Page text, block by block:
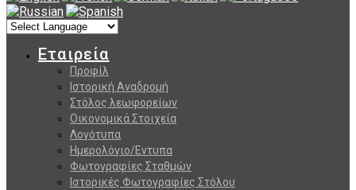
Εταιρεία
Προφίλ
Ιστορική Αναδρομή
Στόλος λεωφορείων
Οικονομικά Στοιχεία
Λογότυπα
Ημερολόγιο/Εντυπα
Φωτογραφίες Σταθμών
Ιστορικές Φωτογραφίες Στόλου